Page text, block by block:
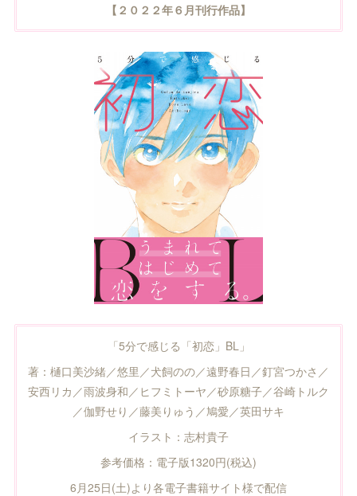
【２０２２年６ 月刊行作品】
「5分で感じる「初恋」BL」
著：樋口美沙緒／悠里／犬飼のの／遠野春日／釘宮つかさ／
安西リカ／雨波身和／ヒフミトーヤ／砂原糖子／谷崎トルク
／伽野せり／藤美りゅう／鳩愛／英田サキ
イラスト：志村貴子
参考価格：電子版1320円(税込)
6月25日(土)より各電子書籍サイト様で配信